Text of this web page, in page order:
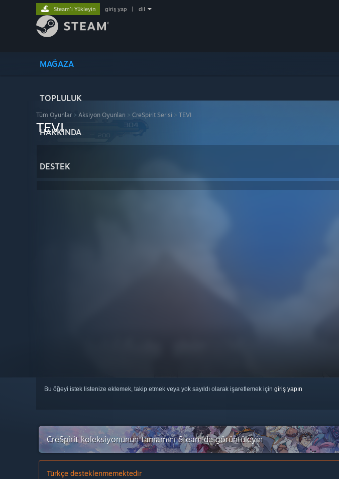
MAĞAZA
TOPLULUK
HAKKINDA
DESTEK
Steam'i Yükleyin giriş yap dil
Tüm Oyunlar > Aksiyon Oyunları > CreSpirit Serisi > TEVI
TEVI
Bu öğeyi istek listenize eklemek, takip etmek veya yok sayıldı olarak işaretlemek için giriş yapın
CreSpirit koleksiyonunun tamamını Steam'de görüntüleyin
Türkçe desteklenmemektedir